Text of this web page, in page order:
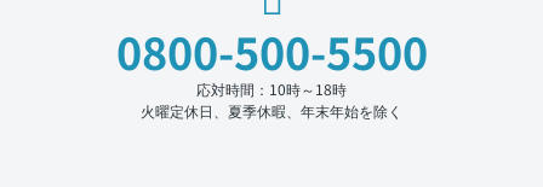
0800-500-5500
応対時間：10時～18時
火曜定休日、夏季休暇、年末年始を除く